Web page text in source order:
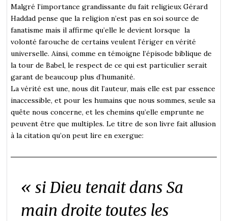
Malgré l’importance grandissante du fait religieux Gérard
Haddad pense que la religion n’est pas en soi source de
fanatisme mais il affirme qu’elle le devient lorsque la
volonté farouche de certains veulent l’ériger en vérité
universelle. Ainsi, comme en témoigne l’épisode biblique de
la tour de Babel, le respect de ce qui est particulier serait
garant de beaucoup plus d’humanité.
La vérité est une, nous dit l’auteur, mais elle est par essence
inaccessible, et pour les humains que nous sommes, seule sa
quête nous concerne, et les chemins qu’elle emprunte ne
peuvent être que multiples. Le titre de son livre fait allusion
à la citation qu’on peut lire en exergue:
«si Dieu tenait dans Sa
main droite toutes les